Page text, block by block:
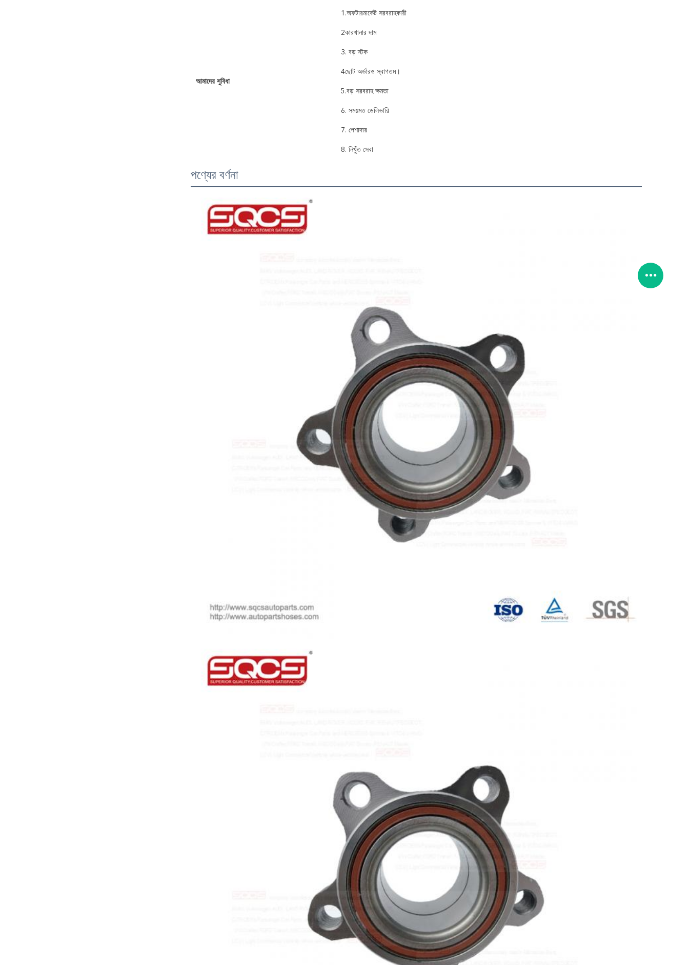
আমাদের সুবিধা
1.অফটারমার্কেট সরবরাহকারী
2কারখানার দাম
3. বড় স্টক
4ছোট অর্ডারও স্বাগতম।
5.বড় সরবরাহ ক্ষমতা
6. সময়মত ডেলিভারি
7. পেশাদার
8. নিখুঁত সেবা
পণ্যের বর্ণনা